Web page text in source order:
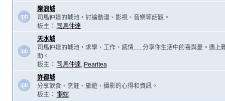
樂浪城
司馬仲達的城池，討論動漫、影視、音樂等話題。
板主：
司馬仲達
天水城
司馬仲達的城池，求學、工作、感情......分享你生活中的喜與憂。遇上
助。
板主：
司馬仲達, Pearltea
許都城
分享飲食、烹飪、旅遊、攝影的心得和資訊。
板主： 懶蛇